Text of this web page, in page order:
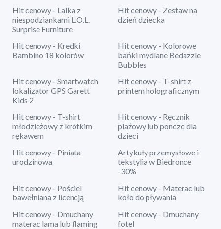
Hit cenowy - Lalka z
niespodziankami L.O.L.
Surprise Furniture
Hit cenowy - Zestaw na
dzień dziecka
Hit cenowy - Kredki
Bambino 18 kolorów
Hit cenowy - Kolorowe
bańki mydlane Bedazzle
Bubbles
Hit cenowy - Smartwatch
lokalizator GPS Garett
Kids 2
Hit cenowy - T-shirt z
printem holograficznym
Hit cenowy - T-shirt
młodzieżowy z krótkim
rękawem
Hit cenowy - Ręcznik
plażowy lub ponczo dla
dzieci
Hit cenowy - Piniata
urodzinowa
Artykuły przemysłowe i
tekstylia w Biedronce
-30%
Hit cenowy - Pościel
bawełniana z licencją
Hit cenowy - Materac lub
koło do pływania
Hit cenowy - Dmuchany
materac lama lub flaming
Hit cenowy - Dmuchany
fotel